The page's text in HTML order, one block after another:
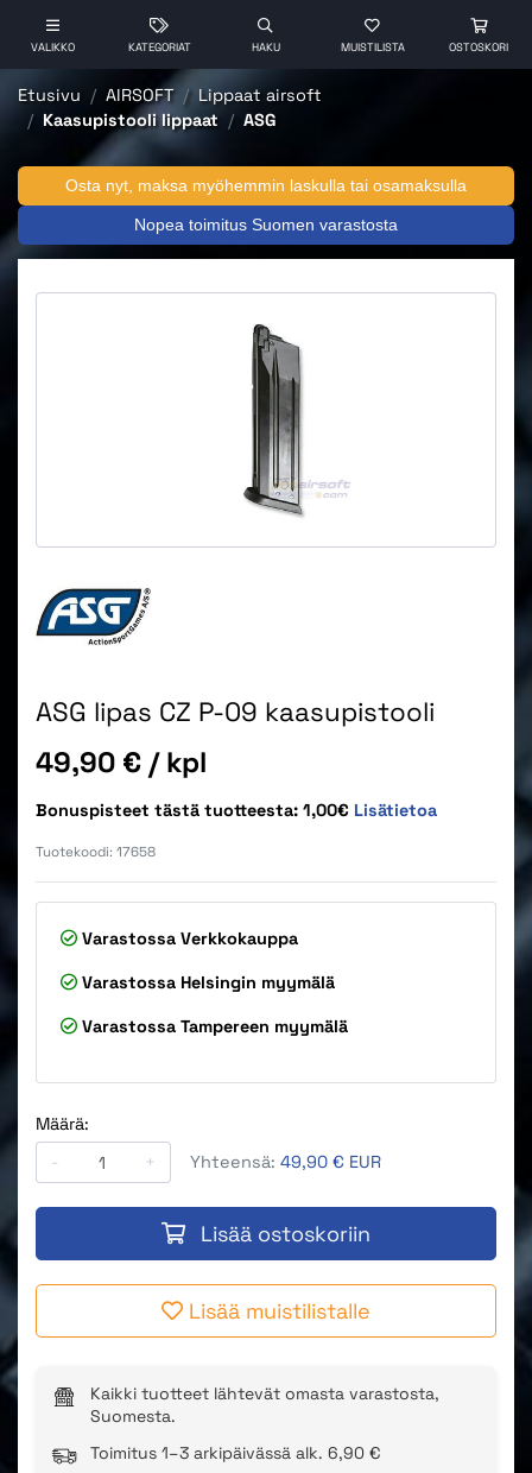
VALIKKO KATEGORIAT HAKU MUISTILISTA OSTOSKORI
Etusivu AIRSOFT
Lippaat airsoft
Kaasupistooli lippaat
ASG
Osta nyt, maksa myöhemmin laskulla tai osamaksulla
Nopea toimitus Suomen varastosta
ASG lipas CZ P-09 kaasupistooli
Hinta
49,90 € / kpl
Bonuspisteet tästä tuotteesta: 1,00€ Lisätietoa
Tuotekoodi: 17658
Varastossa Verkkokauppa
Varastossa Helsingin myymälä
Varastossa Tampereen myymälä
Määrä:
-
+ Yhteensä: 49,90 € EUR
Lisää ostoskoriin
Lisää muistilistalle
Kaikki tuotteet lähtevät omasta varastosta,
Suomesta.
Toimitus 1–3 arkipäivässä alk. 6,90 €